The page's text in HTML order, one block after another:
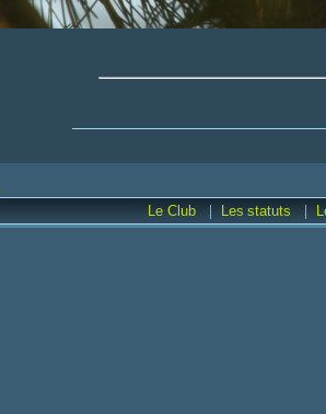
Le Club
| Les statuts |